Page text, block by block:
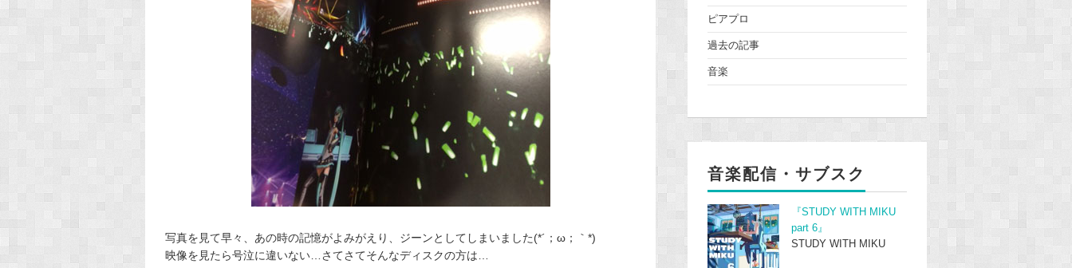
写真を見て早々、あの時の記憶がよみがえり、ジーンとしてしまいました(*´；ω；｀*)
映像を見たら号泣に違いない…さてさてそんなディスクの方は…
ピアプロ
過去の記事
音楽
音楽配信・サブスク
『STUDY WITH MIKU
part 6』
STUDY WITH MIKU